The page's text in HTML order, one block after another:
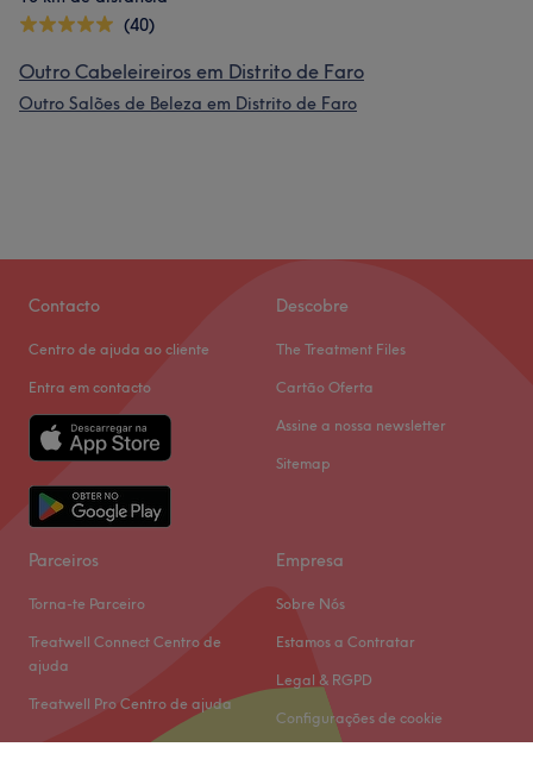
(40)
Outro Cabeleireiros em Distrito de Faro
Outro Salões de Beleza em Distrito de Faro
Contacto
Centro de ajuda ao cliente
Entra em contacto
Descobre
The Treatment Files
Cartão Oferta
Assine a nossa newsletter
Sitemap
Parceiros
Torna-te Parceiro
Treatwell Connect Centro de
ajuda
Treatwell Pro Centro de ajuda
Empresa
Sobre Nós
Estamos a Contratar
Legal & RGPD
Configurações de cookie